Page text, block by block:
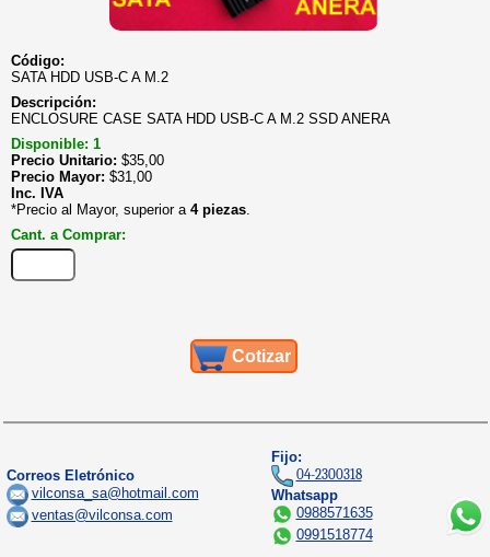
Código:
SATA HDD USB-C A M.2
Descripción:
ENCLOSURE CASE SATA HDD USB-C A M.2 SSD ANERA
Disponible: 1
Precio Unitario: $35,00
Precio Mayor: $31,00
Inc. IVA
*Precio al Mayor, superior a 4 piezas
Cant. a Comprar:
Cotizar
Correos Eletrónico
vilconsa_sa@hotmail.com
ventas@vilconsa.com
Fijo:
04-2300318
Whatsapp
0988571635
0991518774